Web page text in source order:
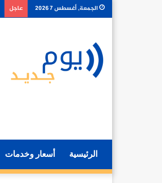
الجمعة, أغسطس 7 2026 عاجل
الرئيسية أسعار وخدمات